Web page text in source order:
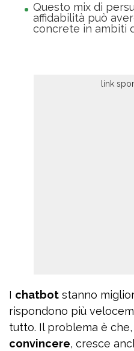
Questo mix di
affidabilità può
concrete in ambiti
I chatbot stanno
rispondono più
tutto. Il problema è
convincere, cresce